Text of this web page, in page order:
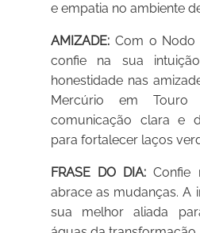
e empatia no ambiente
AMIZADE: Com o Nodo
confie na sua
honestidade nas
Mercúrio em
comunicação clara e
para fortalecer laços
FRASE DO DIA: Confie
abrace as mudanças. A
sua melhor aliada